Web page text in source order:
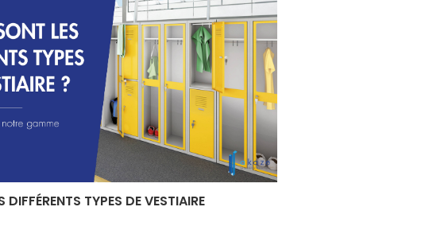
DIFFÉRENTS TYPES DE VESTIAIRE